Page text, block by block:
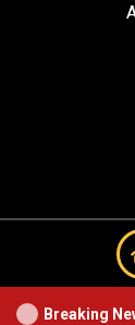
Breaking
जन्म से मुस्लिम होने